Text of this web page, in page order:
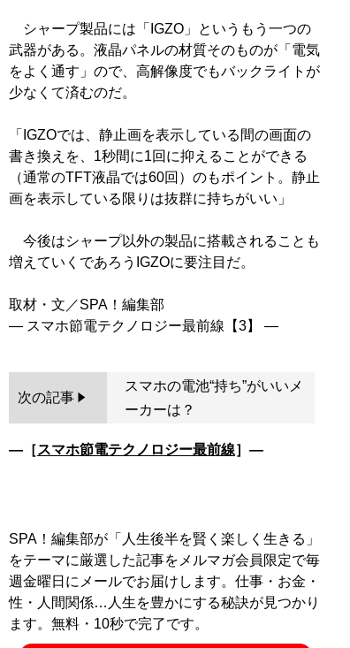
シャープ製品には「IGZO」というもう一つの
武器がある。液晶パネルの材質そのものが「電気
をよく通す」ので、高解像度でもバックライトが
少なくて済むのだ。
「IGZOでは、静止画を表示している間の画面の
書き換えを、1秒間に1回に抑えることができる
（通常のTFT液晶では60回）のもポイント。静止
画を表示している限りは抜群に持ちがいい」
今後はシャープ以外の製品に搭載されることも
増えていくであろうIGZOに要注目だ。
取材・文／SPA！編集部
次の記事
スマホの電池“持ち”がいいメ
ーカーは？
―［スマホ節電テクノロジー最前線］―
SPA！編集部が「人生後半を賢く楽しく生きる」
をテーマに厳選した記事をメルマガ会員限定で毎
週金曜日にメールでお届けします。仕事・お金・
性・人間関係…人生を豊かにする秘訣が見つかり
ます。無料・10秒で完了です。